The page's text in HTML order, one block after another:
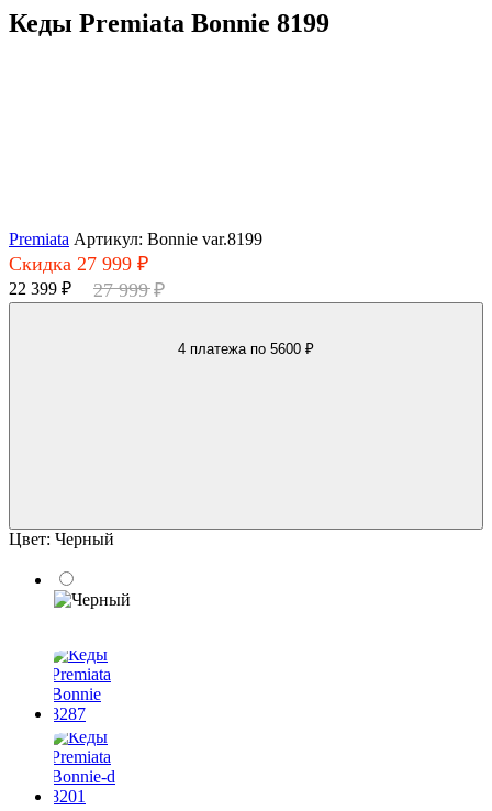
Кеды Premiata Bonnie 8199
Premiata Артикул: Bonnie var.8199
Скидка 27 999 ₽
22 399 ₽ 27 999 ₽
4 платежа по 5600 ₽
Цвет: Черный